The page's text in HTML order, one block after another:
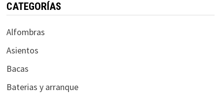
CATEGORÍAS
Alfombras
Asientos
Bacas
Baterias y arranque